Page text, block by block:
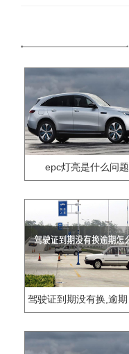
epc灯亮是什么问题